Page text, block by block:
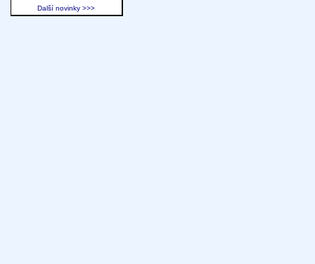
Další novinky >>>